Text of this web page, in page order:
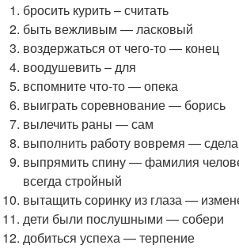
бросить курить – считать
быть вежливым — ласковый
воздержаться от чего-то — конец
воодушевить – для
вспомните что-то — опека
выиграть соревнование — борись
вылечить раны — сам
выполнить работу вовремя —
выпрямить спину — фамилия
всегда стройный
вытащить соринку из глаза —
дети были послушными — собери
добиться успеха — терпение